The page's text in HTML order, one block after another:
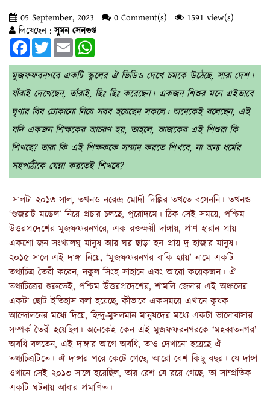
05 September, 2023 0 Comment(s)
1591 view(s)
লিখেছেন :সুমন সেনগুপ্ত
FacebookTwitterEmail
মুজফফরনগরে একটি স্কুলের ঐ ভিডিও দেখে চমকে উঠেছে, সারা দেশ।
যাঁরাই দেখেছেন, তাঁরাই, ছিঃ ছিঃ করেছেন। একজন শিশুর মনে এইভাবে
ঘৃণার বিষ ঢোকানো নিয়ে সরব হয়েছেন সকলে। অনেকেই বলেছেন, এই
যদি একজন শিক্ষকের আচরণ হয়, তাহলে, আজকের এই শিশুরা কি
শিখছে? তারা কি এই শিক্ষককে সম্মান করতে শিখবে, না অন্য ধর্মের
সহপাঠীকে ঘেন্না করতেই শিখবে?
সালটা ২০১৩ সাল, তখনও নরেন্দ্র মোদী দিল্লির তখতে বসেননি। তখনও
‘গুজরাট মডেল’ নিয়ে প্রচার চলছে, পুরোদমে। ঠিক সেই সময়ে, পশ্চিম
উত্তরপ্রদেশের মুজফফরনগরে, এক রক্তক্ষয়ী দাঙ্গায়, প্রাণ হারান প্রায়
একশো জন সংখ্যালঘু মানুষ আর ঘর ছাড়া হন প্রায় দু হাজার মানুষ।
২০১৫ সালে এই দাঙ্গা নিয়ে, ‘মুজফফরনগর বাকি হ্যায়’ নামে একটি
তথ্যচিত্র তৈরী করেন, নকুল সিংহ সাহানে এবং আরো কয়েকজন। ঐ
তথ্যচিত্রের শুরুতেই, পশ্চিম উঁত্তরপ্রদেশের, শামলি জেলার এই অঞ্চলের
একটা ছোট ইতিহাস বলা হয়েছে, কীভাবে একসময়ে এখানে কৃষক
আন্দোলনের মধ্যে দিয়ে, হিন্দু-মুসলমান মানুষদের মধ্যে একটা ভালোবাসার
সম্পর্ক তৈরী হয়েছিল। অনেকেই কেন এই মুজফফরনগরকে ‘মহব্বতনগর’
অবধি বলতেন, এই দাঙ্গার আগে অবধি, তাও দেখানো হয়েছে ঐ
তথ্যচিত্রটিতে। ঐ দাঙ্গার পরে কেটে গেছে, আরো বেশ কিছু বছর। যে দাঙ্গা
ওখানে সেই ২০১৩ সালে হয়েছিল, তার রেশ যে রয়ে গেছে, তা সাম্প্রতিক
একটি ঘটনায় আবার প্রমাণিত।